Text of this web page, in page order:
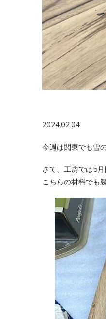
2024.02.04
今週は関東でも雪
さて、工房では5
こちらの材料でも